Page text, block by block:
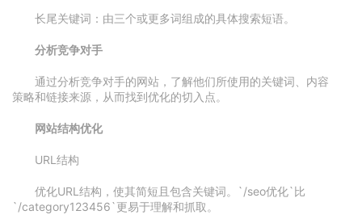
长尾关键词：由三个或更多词组成的具体搜索短语。
分析竞争对手
通过分析竞争对手的网站，了解他们所使用的关键词、内容
策略和链接来源，从而找到优化的切入点。
网站结构优化
URL结构
优化URL结构，使其简短且包含关键词。`/seo优化`比
`/category123456`更易于理解和抓取。